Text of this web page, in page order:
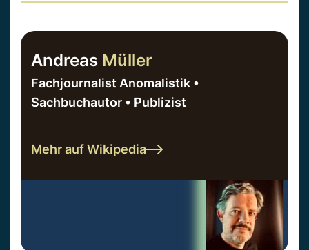
Andreas Müller
Fachjournalist Anomalistik •
Sachbuchautor • Publizist
Mehr auf Wikipedia